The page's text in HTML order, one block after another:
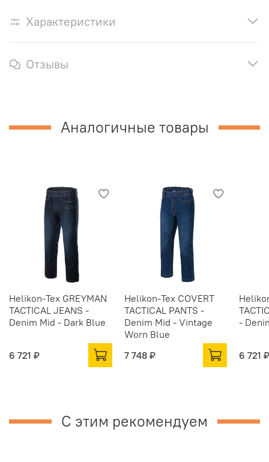
Характеристики
Отзывы
Аналогичные товары
Helikon-Tex GREYMAN
TACTICAL JEANS -
Denim Mid - Dark Blue
6 721 ₽
Helikon-Tex COVERT
TACTICAL PANTS -
Denim Mid - Vintage
Worn Blue
7 748 ₽
-
6 721 ₽
С этим рекомендуем